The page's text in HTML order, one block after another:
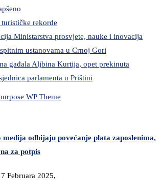
rekorde
Ministarstva prosvjete, nauke i inovacija
ustanovama u Crnoj Gori
gađala Aljbina Kurtija, opet prekinuta
parlamenta u Prištini
medija odbijaju povećanje plata zaposlenima,
za potpis
Februara 2025,